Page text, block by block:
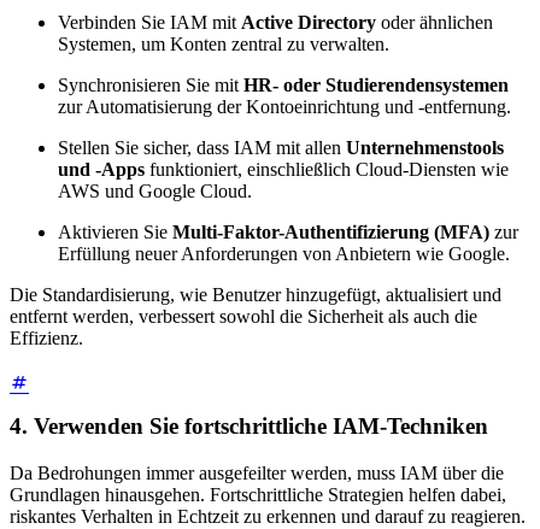
Verbinden Sie IAM mitActive Directory oder ähnlichen
Systemen, um Konten zentral zu verwalten.
Synchronisieren Sie mitHR- oder Studierendensystemen
zur Automatisierung der Kontoeinrichtung und -entfernung.
Stellen Sie sicher, dass IAM mit allen Unternehmenstools
und -Apps funktioniert, einschließlich Cloud-Diensten wie
AWS und Google Cloud.
Aktivieren Sie Multi-Faktor-Authentifizierung (MFA) zur
Erfüllung neuer Anforderungen von Anbietern wie Google.
Die Standardisierung, wie Benutzer hinzugefügt, aktualisiert und
entfernt werden, verbessert sowohl die Sicherheit als auch die
Effizienz.
4. Verwenden Sie fortschrittliche IAM-Techniken
Da Bedrohungen immer ausgefeilter werden, muss IAM über die
Grundlagen hinausgehen. Fortschrittliche Strategien helfen dabei,
riskantes Verhalten in Echtzeit zu erkennen und darauf zu reagieren.